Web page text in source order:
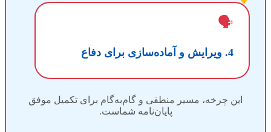
این چرخه، مسیر منطقی و گام‌به‌گام برای تکمیل موفق
پایان‌نامه شماست.